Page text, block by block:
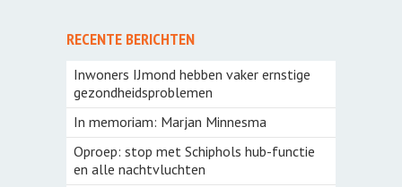
RECENTE BERICHTEN
Inwoners IJmond hebben vaker ernstige
gezondheidsproblemen
In memoriam: Marjan Minnesma
Oproep: stop met Schiphols hub-functie
en alle nachtvluchten